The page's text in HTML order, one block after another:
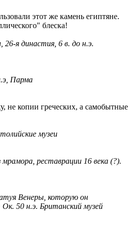
этот же камень египтяне.
блеска!
я династия, 6 в. до н.э.
Парма
не копии греческих, а самобытные
музеи
реставрации 16 века (?).
Венеры, которую он
50 н.э. Британский музей